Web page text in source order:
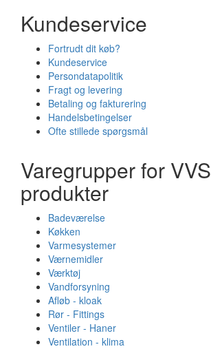
Kundeservice
Fortrudt dit køb?
Kundeservice
Persondatapolitik
Fragt og levering
Betaling og fakturering
Handelsbetingelser
Ofte stillede spørgsmål
Varegrupper for VVS
produkter
Badeværelse
Køkken
Varmesystemer
Værnemidler
Værktøj
Vandforsyning
Afløb - kloak
Rør - Fittings
Ventiler - Haner
Ventilation - klima